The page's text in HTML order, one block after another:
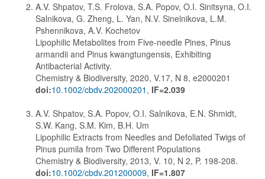
A.V. Shpatov, T.S. Frolova, S.A. Popov, O.I. Sinitsyna, O.I.
Salnikova, G. Zheng, L. Yan, N.V. Sinelnikova, L.M.
Pshennikova, A.V. Kochetov
Lipophilic Metabolites from Five-needle Pines, Pinus
armandii and Pinus kwangtungensis, Exhibiting
Antibacterial Activity.
Chemistry & Biodiversity, 2020, V.17, N 8, e2000201
doi:10.1002/cbdv.202000201 , IF=2.039
A.V. Shpatov, S.A. Popov, O.I. Salnikova, E.N. Shmidt,
S.W. Kang, S.M. Kim, B.H. Um
Lipophilic Extracts from Needles and Defoliated Twigs of
Pinus pumila from Two Different Populations
Chemistry & Biodiversity, 2013, V. 10, N 2, P. 198-208.
doi:10.1002/cbdv.201200009, IF=1.807